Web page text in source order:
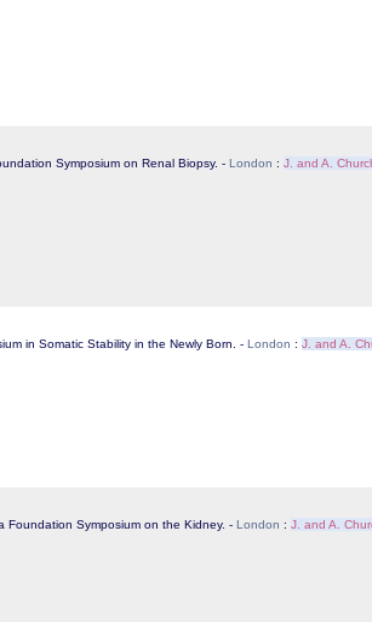
Symposium on Renal Biopsy. - London : J. and A.
in Somatic Stability in the Newly Born. - London : J. and A.
Foundation Symposium on the Kidney. - London : J. and A.